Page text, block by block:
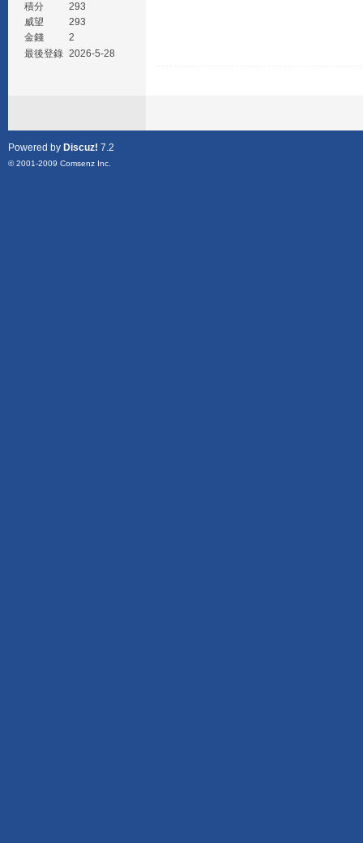
積分
293
威望
293
金錢
2
最後登錄 2026-5-28
Powered by Discuz! 7.2
© 2001-2009 Comsenz Inc.